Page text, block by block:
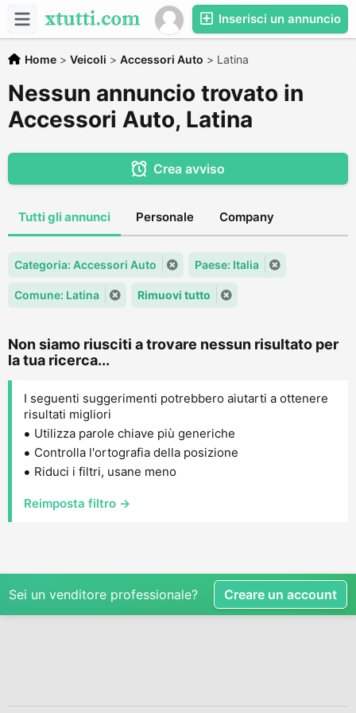
Inserisci un annuncio
Home > Veicoli > Accessori Auto > Latina
Nessun annuncio trovato in
Accessori Auto, Latina
Crea avviso
Tutti gli annunci Personale Company
Categoria: Accessori Auto Paese: Italia
Comune: Latina Rimuovi tutto
Non siamo riusciti a trovare nessun risultato per
la tua ricerca...
I seguenti suggerimenti potrebbero aiutarti a ottenere
risultati migliori
Utilizza parole chiave più generiche
Controlla l'ortografia della posizione
Riduci i filtri, usane meno
Reimposta filtro →
Sei un venditore professionale? Creare un account